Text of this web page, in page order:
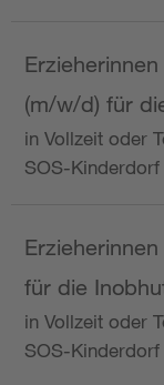
(m/w/d) für
in Vollzeit oder
SOS-
für die
in Vollzeit oder
SOS-